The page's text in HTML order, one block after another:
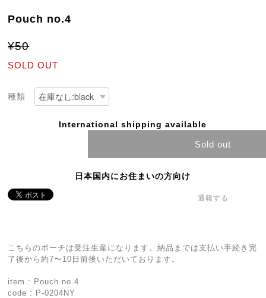
Pouch no.4
¥50
SOLD OUT
種類
International shipping available
Sold out
日本国内にお住まいの方向け
通報する
こちらのポーチは受注生産になります。納品までは支払い手続き完
了後から約7〜10日前後いただいております。
item : Pouch no.4
code : P-0204NY